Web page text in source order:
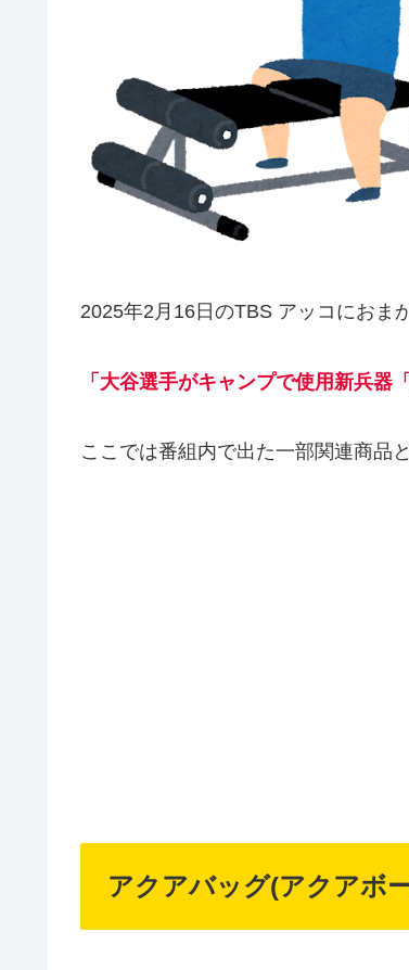
2025年2月16日のTBS アッコにおま
「大谷選手がキャンプで使用新兵器
ここでは番組内で出た一部関連商品
アクアバッグ(アクアボ